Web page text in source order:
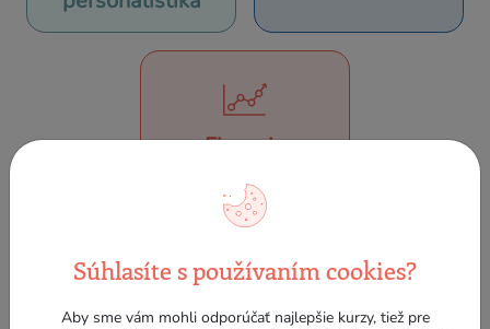
Financie
Písomná konzultácia -
platnosť 3 mesiace
Súhlasíte s používaním cookies?
Aby sme vám mohli odporúčať najlepšie kurzy, tiež pre